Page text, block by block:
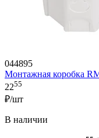
044895
Монтажная коробка
2255
₽/шт
В наличии